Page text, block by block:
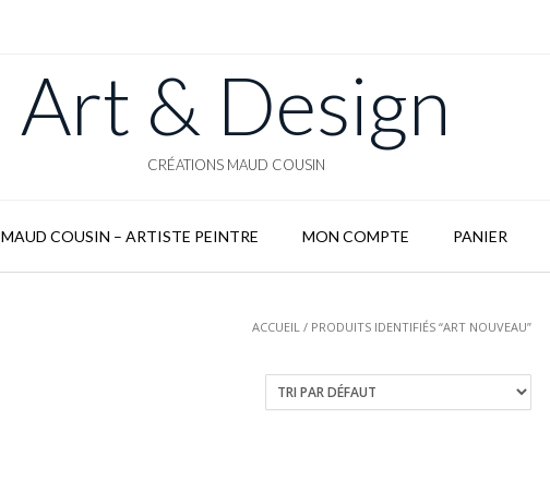
Art & Design
CRÉATIONS MAUD COUSIN
MAUD COUSIN – ARTISTE PEINTRE MON COMPTE PANIER
ACCUEIL / PRODUITS IDENTIFIÉS “ART NOUVEAU”